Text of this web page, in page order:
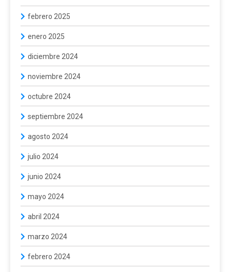
febrero 2025
enero 2025
diciembre 2024
noviembre 2024
octubre 2024
septiembre 2024
agosto 2024
julio 2024
junio 2024
mayo 2024
abril 2024
marzo 2024
febrero 2024